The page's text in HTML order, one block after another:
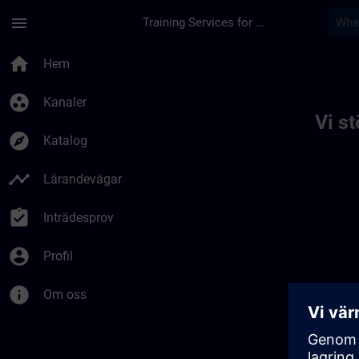
menu Training Services for Digital Industries
home Hem
group_work Kanaler
explore Katalog
timeline Lärandevägar
assignment_turned_in Inträdesprov
account_circle Profil
info Om oss
Vi